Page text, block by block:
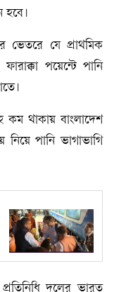
হবে।
ভেতরে যে প্রাথমিক
পয়েন্টে পানি
কম থাকায় বাংলাদেশ
নিয়ে পানি ভাগাভাগি
দলের ভারত